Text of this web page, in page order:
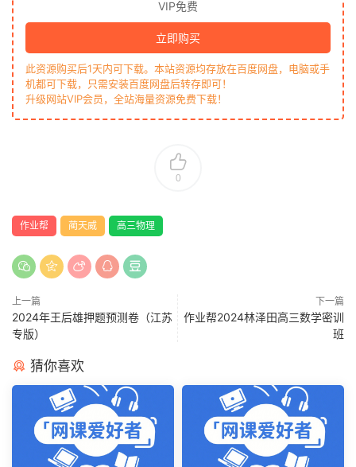
VIP免费
立即购买
此资源购买后1天内可下载。本站资源均存放在百度网盘，电脑或手
机都可下载，只需安装百度网盘后转存即可！
升级网站VIP会员，全站海量资源免费下载！
0
作业帮 蔺天威 高三物理
上一篇
2024年王后雄押题预测卷（江苏
专版）
下一篇
作业帮2024林泽田高三数学密训
班
猜你喜欢